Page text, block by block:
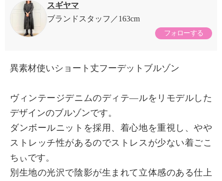
スギヤマ
ブランドスタッフ
163cm
フォローする
異素材使いショート丈フーデットブルゾン
ヴィンテージデニムのディテ―ルをリモデルした
デザインのブルゾンです。
ダンボールニットを採用、着心地を重視し、やや
ストレッチ性があるのでストレスが少ない着ごこ
ちぃです。
別生地の光沢で陰影が生まれて立体感のある仕上